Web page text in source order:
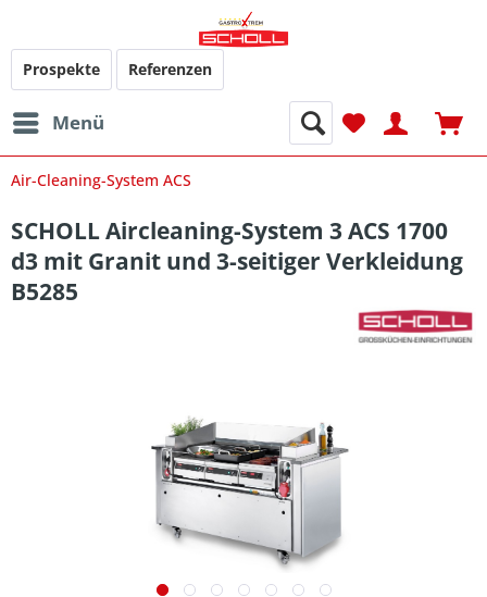
Prospekte Referenzen
Menü
Air-Cleaning-System ACS
SCHOLL Aircleaning-System 3 ACS 1700
d3 mit Granit und 3-seitiger Verkleidung
B5285